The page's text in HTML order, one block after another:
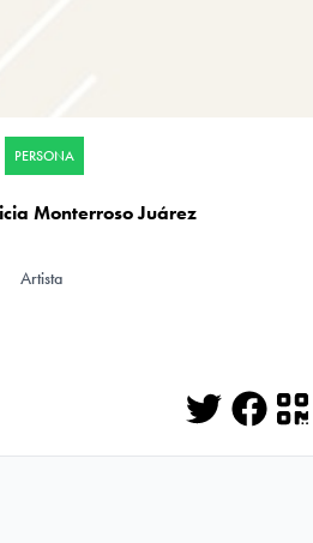
PERSONA
Monterroso Juárez
Artista
Twitter